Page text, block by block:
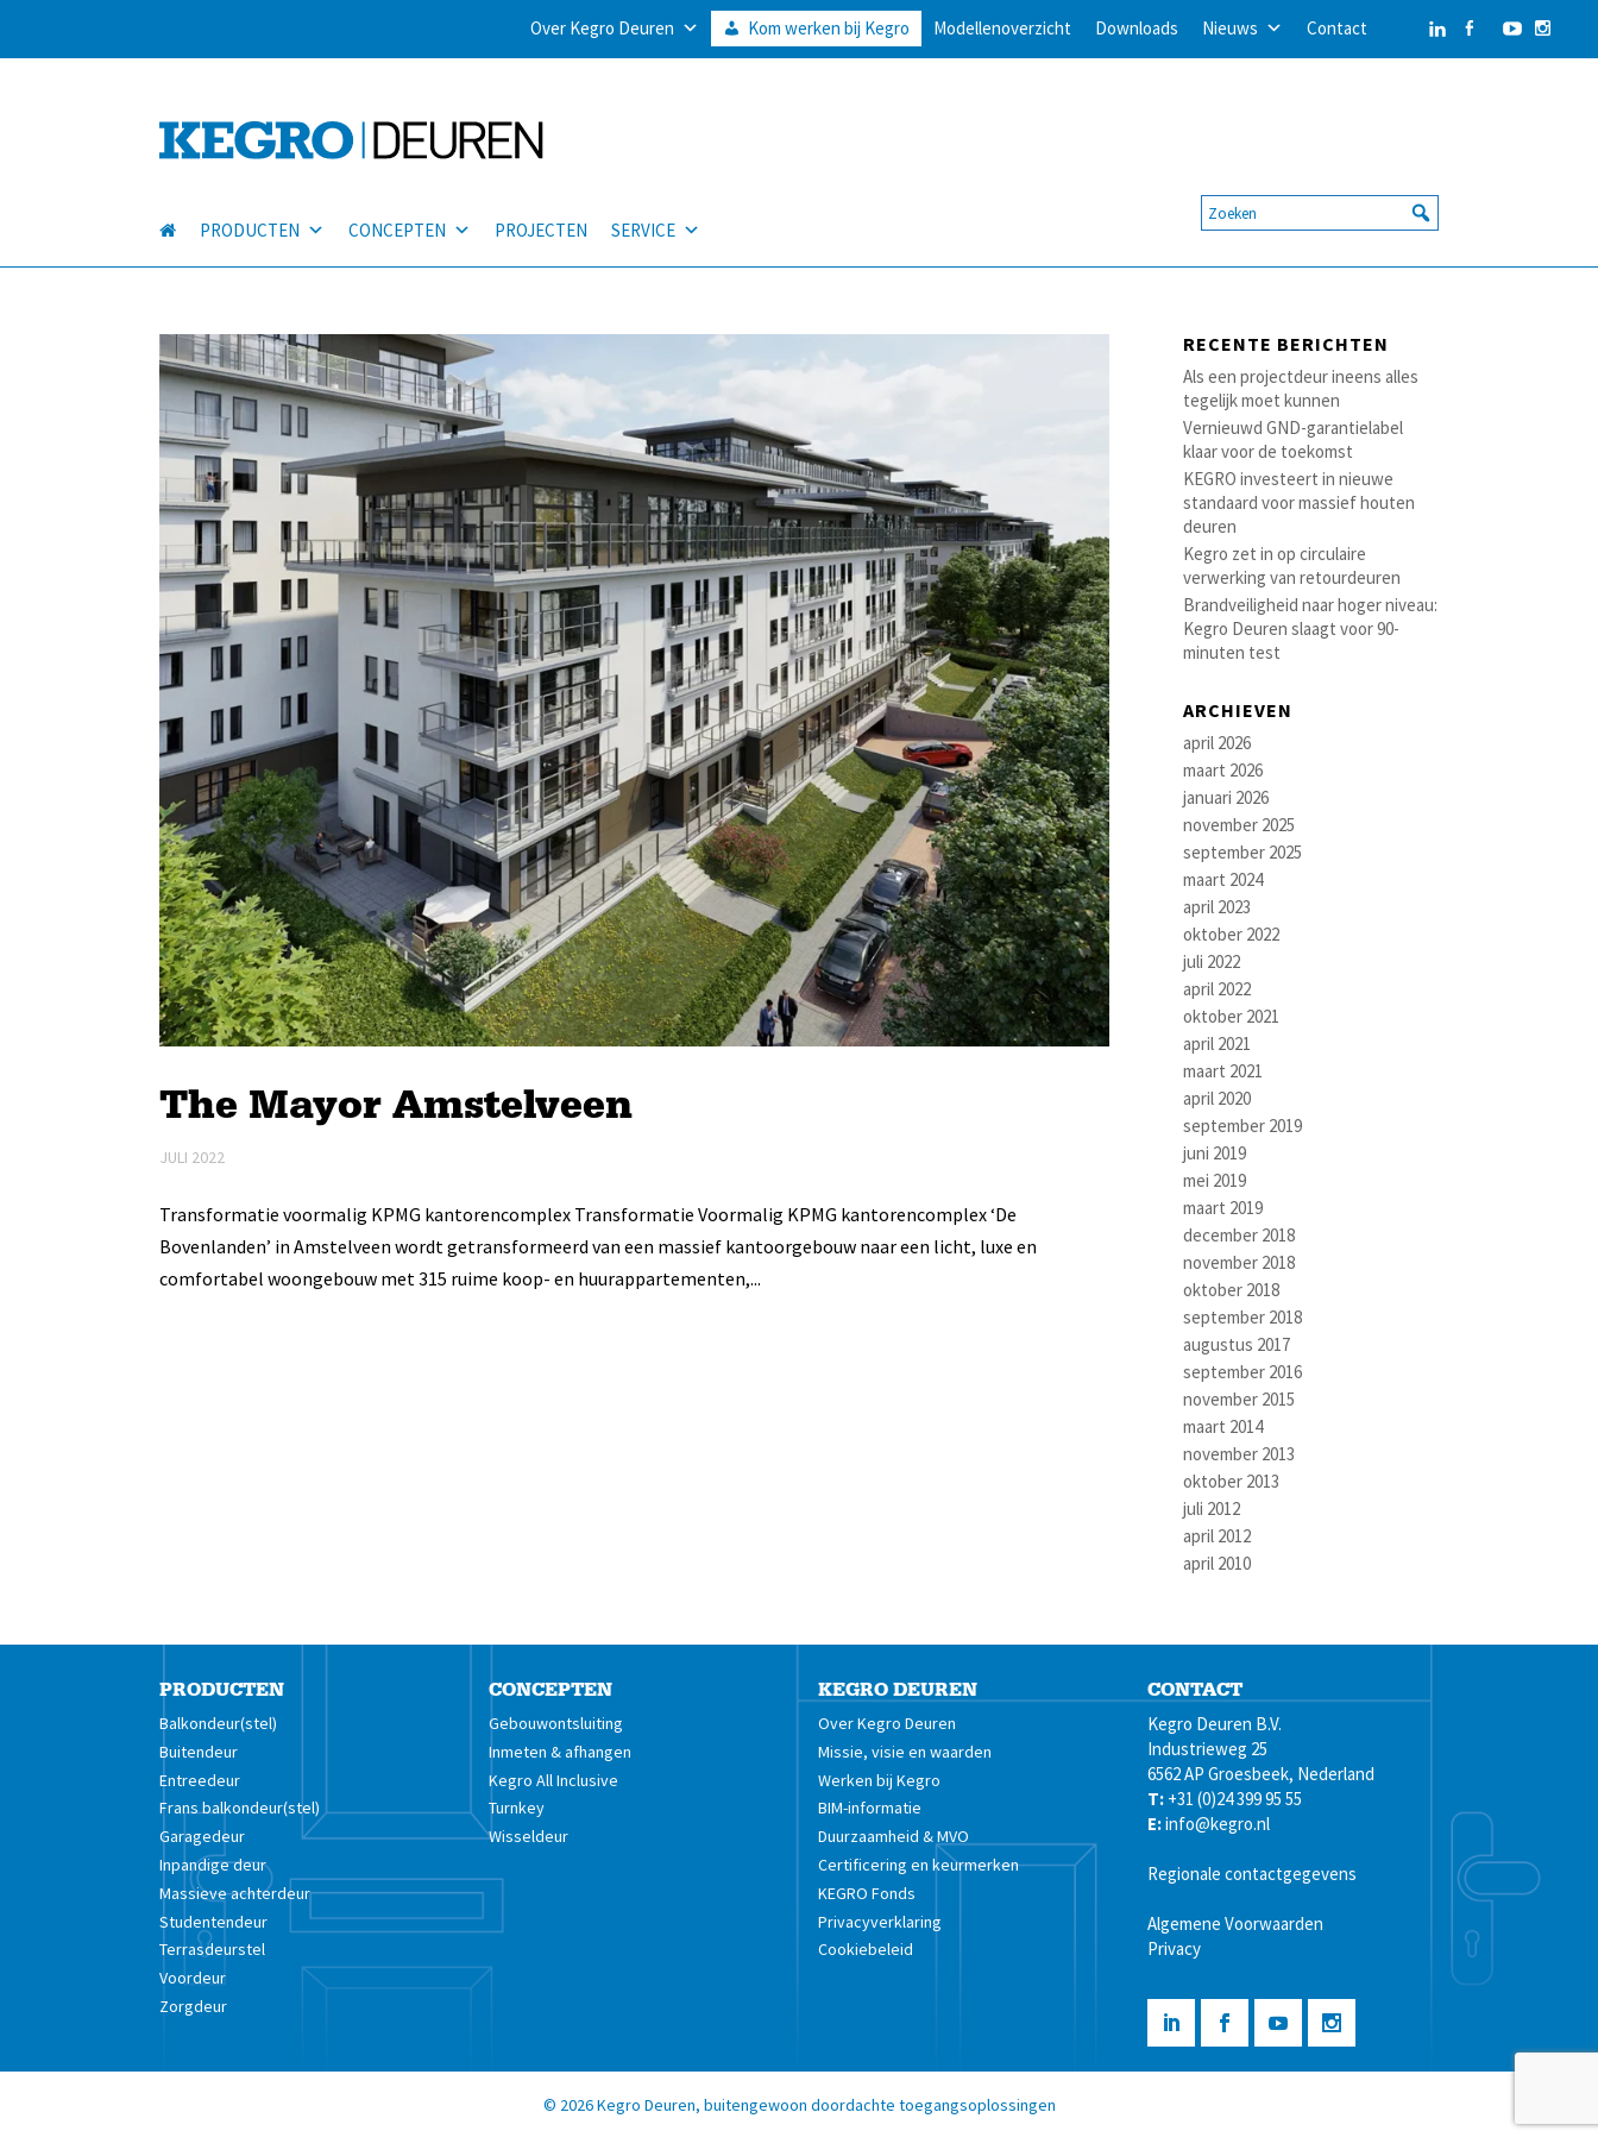
Over Kegro Deuren Kom werken bij Kegro Modellenoverzicht Downloads Nieuws Contact
PRODUCTEN CONCEPTEN PROJECTEN SERVICE
The Mayor Amstelveen
JULI 2022
Transformatie voormalig KPMG kantorencomplex Transformatie Voormalig KPMG kantorencomplex ‘De
Bovenlanden’ in Amstelveen wordt getransformeerd van een massief kantoorgebouw naar een licht, luxe en
comfortabel woongebouw met 315 ruime koop- en huurappartementen,...
RECENTE BERICHTEN
Als een projectdeur ineens alles
tegelijk moet kunnen
Vernieuwd GND-garantielabel
klaar voor de toekomst
KEGRO investeert in nieuwe
standaard voor massief houten
deuren
Kegro zet in op circulaire
verwerking van retourdeuren
Brandveiligheid naar hoger niveau:
Kegro Deuren slaagt voor 90-
minuten test
ARCHIEVEN
april 2026
maart 2026
januari 2026
november 2025
september 2025
maart 2024
april 2023
oktober 2022
juli 2022
april 2022
oktober 2021
april 2021
maart 2021
april 2020
september 2019
juni 2019
mei 2019
maart 2019
december 2018
november 2018
oktober 2018
september 2018
augustus 2017
september 2016
november 2015
maart 2014
november 2013
oktober 2013
juli 2012
april 2012
april 2010
PRODUCTEN
Balkondeur(stel)
Buitendeur
Entreedeur
Frans balkondeur(stel)
Garagedeur
Inpandige deur
Massieve achterdeur
Studentendeur
Terrasdeurstel
Voordeur
Zorgdeur
CONCEPTEN
Gebouwontsluiting
Inmeten & afhangen
Kegro All Inclusive
Turnkey
Wisseldeur
KEGRO DEUREN
Over Kegro Deuren
Missie, visie en waarden
Werken bij Kegro
BIM-informatie
Duurzaamheid & MVO
Certificering en keurmerken
KEGRO Fonds
Privacyverklaring
Cookiebeleid
CONTACT
Kegro Deuren B.V.
Industrieweg 25
6562 AP Groesbeek, Nederland
T: +31 (0)24 399 95 55
E:info@kegro.nl
Regionale contactgegevens
Algemene Voorwaarden
Privacy
© 2026Kegro Deuren, buitengewoon doordachte toegangsoplossingen